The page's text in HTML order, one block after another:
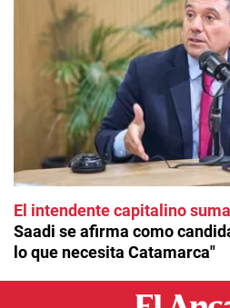
El intendente capitalino
Saadi se afirma como
lo que necesita Catamarca"